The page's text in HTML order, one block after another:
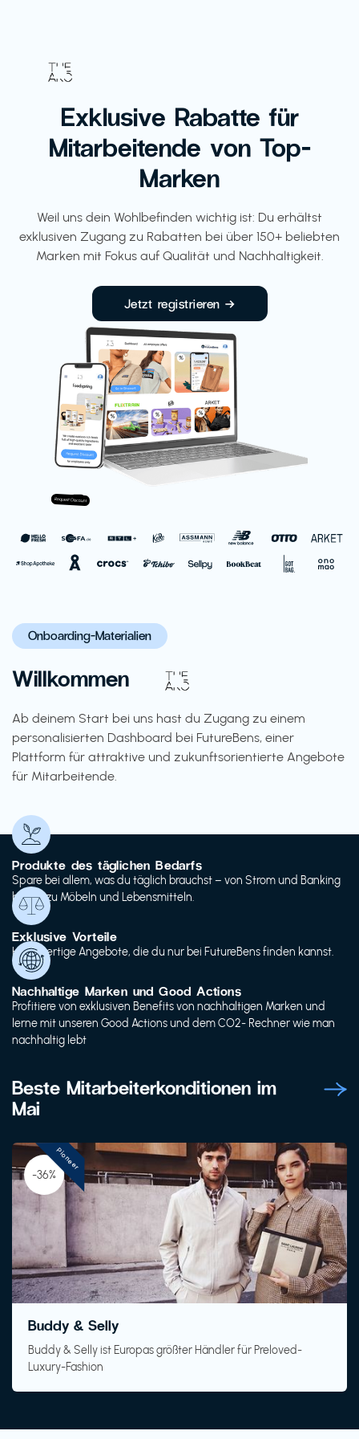
Exklusive Rabatte für
Mitarbeitende von Top-
Marken
Weil uns dein Wohlbefinden wichtig ist: Du erhältst
exklusiven Zugang zu Rabatten bei über 150+ beliebten
Marken mit Fokus auf Qualität und Nachhaltigkeit.
Jetzt registrieren →
Onboarding-Materialien
Willkommen
Ab deinem Start bei uns hast du Zugang zu einem
personalisierten Dashboard bei FutureBens, einer
Plattform für attraktive und zukunftsorientierte Angebote
für Mitarbeitende.
Produkte des täglichen Bedarfs
Spare bei allem, was du täglich brauchst – von Strom und Banking
bis hin zu Möbeln und Lebensmitteln.
Exklusive Vorteile
Hochwertige Angebote, die du nur bei FutureBens finden kannst.
Nachhaltige Marken und Good Actions
Profitiere von exklusiven Benefits von nachhaltigen Marken und
lerne mit unseren Good Actions und dem CO2- Rechner wie man
nachhaltig lebt
Beste Mitarbeiterkonditionen im
Mai
-36%
Buddy & Selly
Buddy & Selly ist Europas größter Händler für Preloved-
Luxury-Fashion
Pioneer